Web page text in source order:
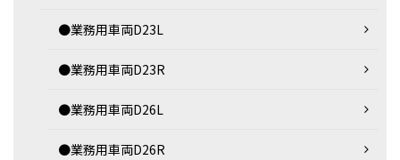
●業務用車両D23L
●業務用車両D23R
●業務用車両D26L
●業務用車両D26R